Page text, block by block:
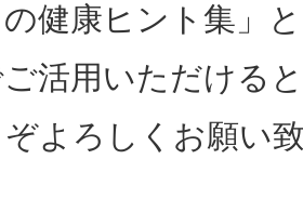
健康ヒント集」
活用いただける
よろしくお願い